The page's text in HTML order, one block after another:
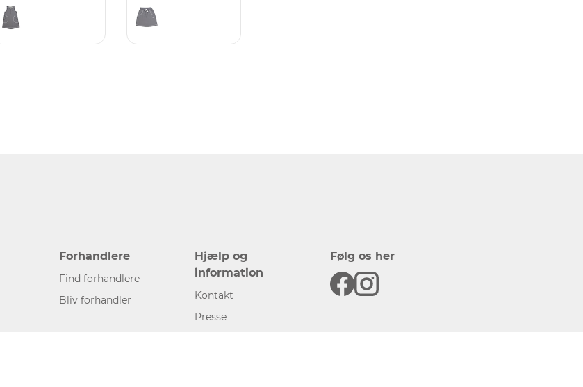
Forhandlere
Find forhandlere
Bliv forhandler
Hjælp og
information
Kontakt
Presse
Følg os her